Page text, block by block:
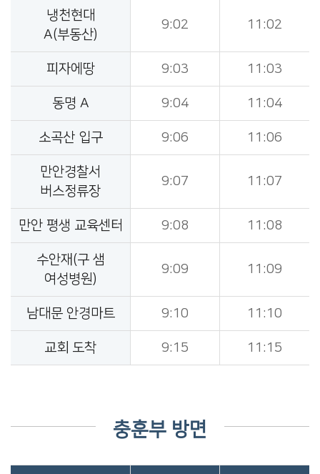
냉천현대
A(부동산)
9:02 11:02
피자에땅 9:03 11:03
동명 A 9:04 11:04
소곡산 입구 9:06 11:06
만안경찰서
버스정류장
9:07 11:07
만안 평생 교육센터 9:08 11:08
수안재(구 샘
여성병원)
9:09 11:09
남대문 안경마트 9:10 11:10
교회 도착 9:15 11:15
충훈부 방면